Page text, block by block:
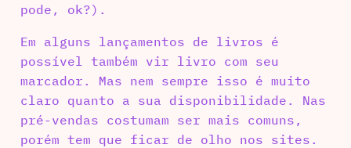
pode, ok?).
Em alguns lançamentos de livros é
possível também vir livro com seu
marcador. Mas nem sempre isso é muito
claro quanto a sua disponibilidade. Nas
pré-vendas costumam ser mais comuns,
porém tem que ficar de olho nos sites.